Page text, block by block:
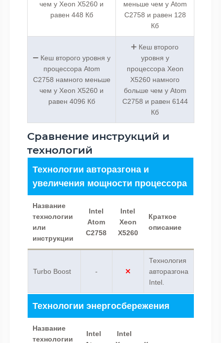
чем у Xeon X5260 и
равен 448 Кб
меньше чем у Atom
C2758 и равен 128
Кб
Кеш второго уровня у
процессора Atom
C2758 намного меньше
чем у Xeon X5260 и
равен 4096 Кб
Кеш второго
уровня у
процессора Xeon
X5260 намного
больше чем у Atom
C2758 и равен 6144
Кб
Сравнение инструкций и
технологий
Технологии авторазгона и
увеличения мощности процессора
Название
технологии
или
инструкции
Intel
Atom
C2758
Intel
Xeon
X5260
Краткое
описание
Turbo Boost -
Технология
авторазгона
Intel.
Технологии энергосбережения
Название
технологии
Intel
Intel